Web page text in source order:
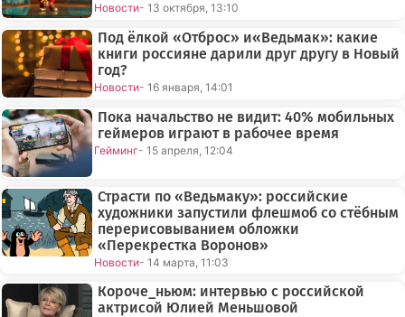
Новости- 13 октября, 13:10
Под ёлкой «Отброс» и«Ведьмак»: какие
книги россияне дарили друг другу в Новый
год?
Новости- 16 января, 14:01
Пока начальство не видит: 40% мобильных
геймеров играют в рабочее время
Гейминг- 15 апреля, 12:04
Страсти по «Ведьмаку»: российские
художники запустили флешмоб со стёбным
перерисовыванием обложки
«Перекрестка Воронов»
Новости- 14 марта, 11:03
Короче_ньюм: интервью с российской
актрисой Юлией Меньшовой